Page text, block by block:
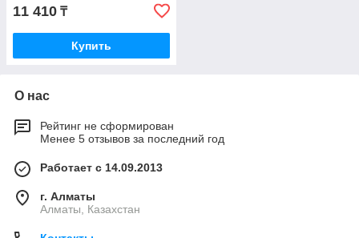
11 410 ₸
Купить
О нас
Рейтинг не сформирован
Менее 5 отзывов за последний год
Работает с 14.09.2013
г. Алматы
Алматы, Казахстан